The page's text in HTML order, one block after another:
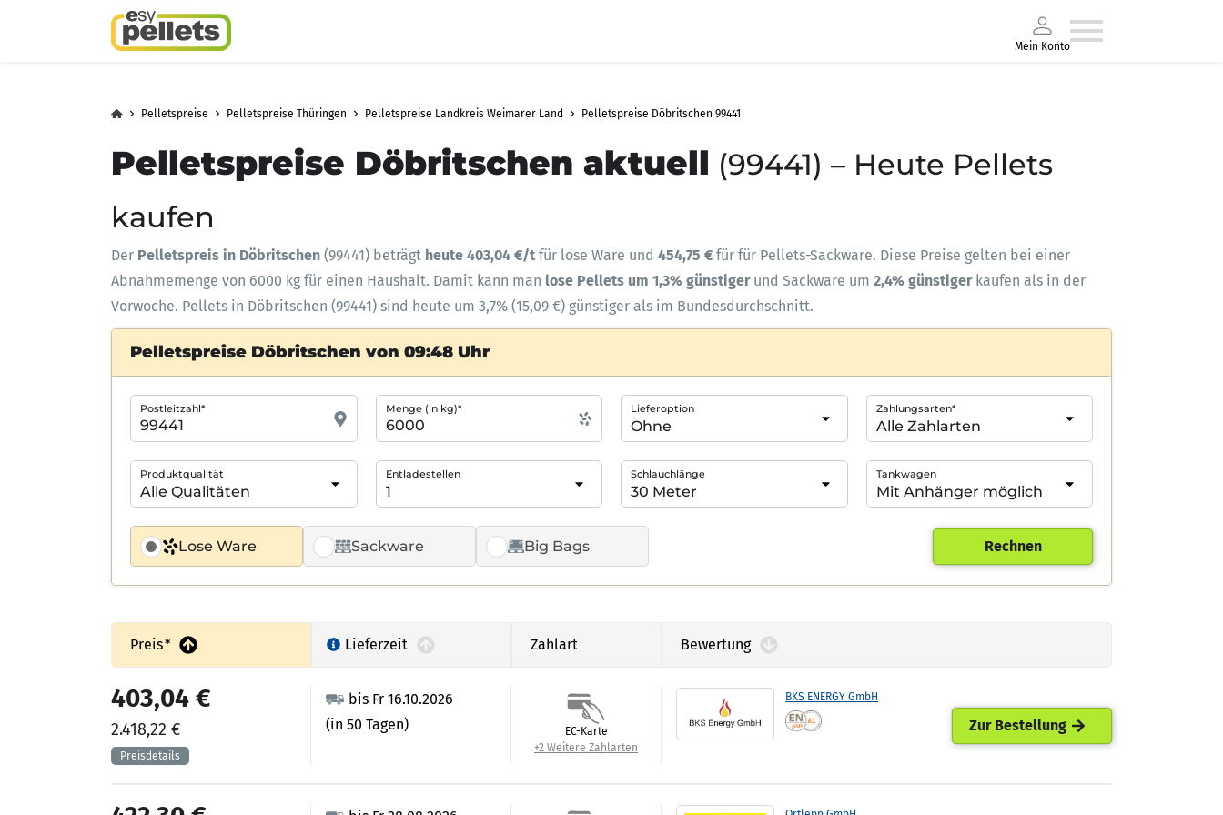
Mein Konto
Pelletspreise Pelletspreise Thüringen Pelletspreise Landkreis Weimarer Land Pelletspreise Döbritschen 99441
Pelletspreise Döbritschen aktuell (99441) – Heute Pellets
kaufen
Der Pelletspreis in Döbritschen (99441) beträgt heute 403,04 €/t für lose Ware und 454,75 € für für Pellets-Sackware. Diese Preise gelten bei einer
Abnahmemenge von 6000 kg für einen Haushalt. Damit kann man lose Pellets um 1,3% günstiger und Sackware um 2,4% günstigerkaufen als in der
Vorwoche. Pellets in Döbritschen (99441) sind heute um 3,7% (15,09 €) günstiger als im Bundesdurchschnitt.
Pelletspreise Döbritschen von 09:48 Uhr
Lose Ware Sackware Big Bags
Postleitzahl* Menge (in kg)* Lieferoption Zahlungsarten*
Produktqualität Entladestellen Schlauchlänge Tankwagen
Rechnen
Preis* Lieferzeit Zahlart Bewertung
BKS ENERGY GmbH
bis Fr 16.10.2026
(in 50 Tagen)
403,04 €
2.418,22 €
EC-Karte
+2 Weitere Zahlarten
Zur Bestellung